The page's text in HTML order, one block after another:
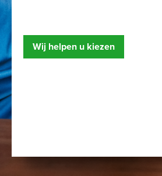
Wij helpen u kiezen